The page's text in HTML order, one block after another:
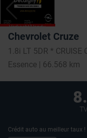
Chevrolet Cruze
Essence | 66.568 km
Crédit auto au meilleur taux !